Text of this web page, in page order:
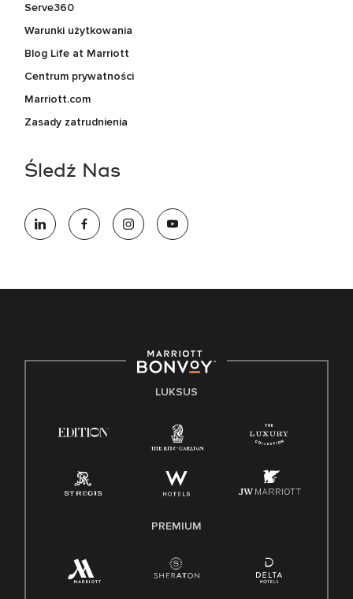
Serve360
Warunki użytkowania
Blog Life at Marriott
Centrum prywatności
Marriott.com
Zasady zatrudnienia
Śledź Nas
LUKSUS
PREMIUM